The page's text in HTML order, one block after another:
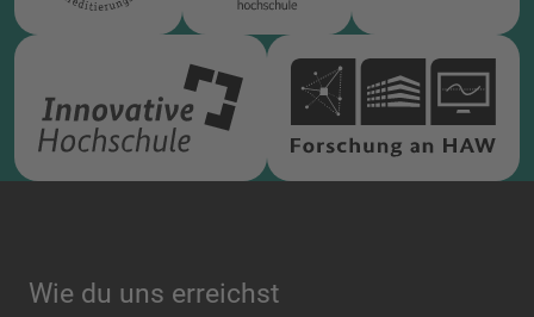
Wie du uns erreichst